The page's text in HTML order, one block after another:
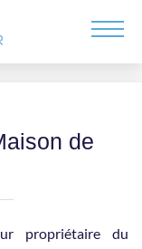
de
propriétaire du